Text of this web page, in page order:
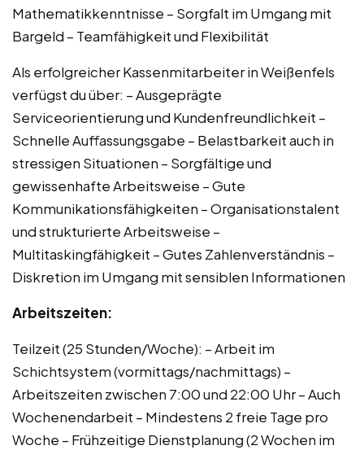
Mathematikkenntnisse – Sorgfalt im Umgang mit
Bargeld – Teamfähigkeit und Flexibilität
Als erfolgreicher Kassenmitarbeiter in Weißenfels
verfügst du über: – Ausgeprägte
Serviceorientierung und Kundenfreundlichkeit –
Schnelle Auffassungsgabe – Belastbarkeit auch in
stressigen Situationen – Sorgfältige und
gewissenhafte Arbeitsweise – Gute
Kommunikationsfähigkeiten – Organisationstalent
und strukturierte Arbeitsweise –
Multitaskingfähigkeit – Gutes Zahlenverständnis –
Diskretion im Umgang mit sensiblen Informationen
Arbeitszeiten:
Teilzeit (25 Stunden/Woche): – Arbeit im
Schichtsystem (vormittags/nachmittags) –
Arbeitszeiten zwischen 7:00 und 22:00 Uhr – Auch
Wochenendarbeit – Mindestens 2 freie Tage pro
Woche – Frühzeitige Dienstplanung (2 Wochen im